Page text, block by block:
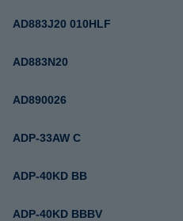
AD883J20 010HLF
AD883N20
AD890026
ADP-33AW C
ADP-40KD BB
ADP-40KD BBBV